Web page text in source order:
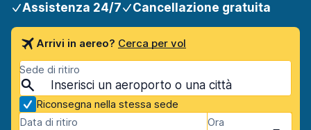
Assistenza 24/7
Cancellazione gratuita
Arrivi in aereo? Cerca per vol
Sede di ritiro
Riconsegna nella stessa sede
Data di ritiro
Ora